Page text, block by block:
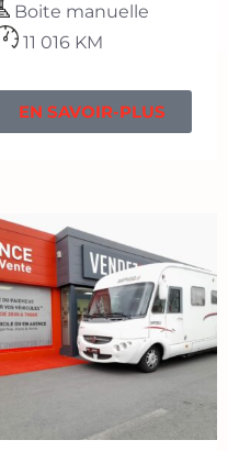
Boite manuelle
11 016 KM
EN SAVOIR-PLUS